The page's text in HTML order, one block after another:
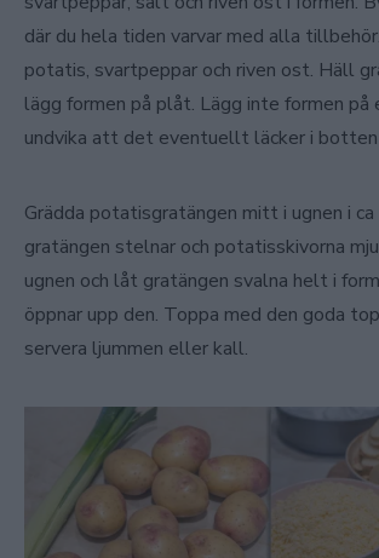
där du hela tiden varvar med alla
potatis, svartpeppar och riven ost. Häll
lägg formen på plåt. Lägg inte formen
undvika att det eventuellt läcker i botten
Grädda potatisgratängen mitt i ugnen i
gratängen stelnar och potatisskivorna
ugnen och låt gratängen svalna helt i
öppnar upp den. Toppa med den goda
servera ljummen eller kall.